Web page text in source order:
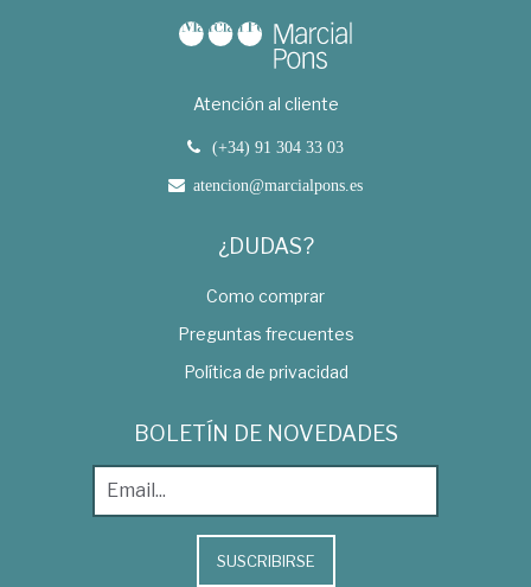
Atención al cliente
(+34) 91 304 33 03
atencion@marcialpons.es
¿DUDAS?
Como comprar
Preguntas frecuentes
Política de privacidad
BOLETÍN DE NOVEDADES
SUSCRIBIRSE